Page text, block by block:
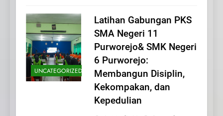
UNCATEGORIZED
Latihan Gabungan PKS
SMA Negeri 11
Purworejo& SMK Negeri
6 Purworejo:
Membangun Disiplin,
Kekompakan, dan
Kepedulian